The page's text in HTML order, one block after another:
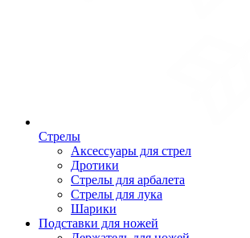
Стрелы
Аксессуары для стрел
Дротики
Стрелы для арбалета
Стрелы для лука
Шарики
Подставки для ножей